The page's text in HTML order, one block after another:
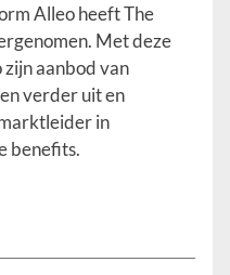
Alleo heeft The
Met deze
aanbod van
verder uit en
in
benefits.